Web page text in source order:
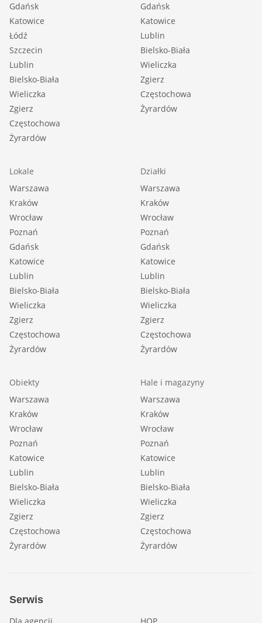
Gdańsk
Katowice
Łódź
Szczecin
Lublin
Bielsko-Biała
Wieliczka
Zgierz
Częstochowa
Żyrardów
Gdańsk
Katowice
Lublin
Bielsko-Biała
Wieliczka
Zgierz
Częstochowa
Żyrardów
Lokale
Warszawa
Kraków
Wrocław
Poznań
Gdańsk
Katowice
Lublin
Bielsko-Biała
Wieliczka
Zgierz
Częstochowa
Żyrardów
Działki
Warszawa
Kraków
Wrocław
Poznań
Gdańsk
Katowice
Lublin
Bielsko-Biała
Wieliczka
Zgierz
Częstochowa
Żyrardów
Obiekty
Warszawa
Kraków
Wrocław
Poznań
Katowice
Lublin
Bielsko-Biała
Wieliczka
Zgierz
Częstochowa
Żyrardów
Hale i magazyny
Warszawa
Kraków
Wrocław
Poznań
Katowice
Lublin
Bielsko-Biała
Wieliczka
Zgierz
Częstochowa
Żyrardów
Serwis